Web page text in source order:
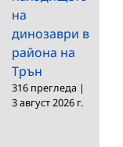
на
динозаври в
района на
Трън
316 прегледа |
3 август 2026 г.